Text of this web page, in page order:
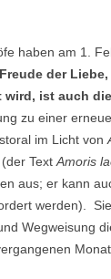
haben am 1.
der
wird, ist auch
zu einer
im Licht von
(der TextAmoris
aus; er kann
werden).
Wegweisung